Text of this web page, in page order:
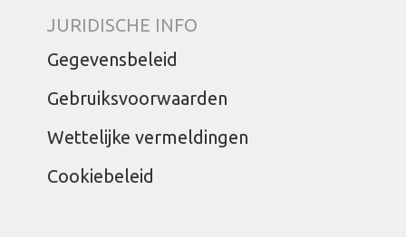
JURIDISCHE INFO
Gegevensbeleid
Gebruiksvoorwaarden
Wettelijke vermeldingen
Cookiebeleid